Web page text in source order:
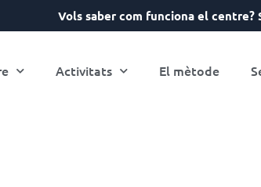
Vols saber com funciona el centre?
Activitats El mètode